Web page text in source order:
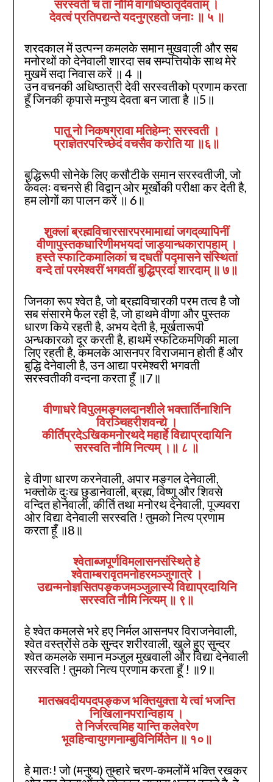
सरस्वतीं च तां नौमि वागधिष्ठातृदेवताम्‌ ।
देवत्वं प्रतिपद्यन्ते यदनुग्रहतो जनाः ॥ ५ ॥
शरदकाल में उत्पन्न कमलके समान मुखवाली और सब
मनोरथों को देनेवाली शारदा सब सम्पत्तियोके साथ मेरे
मुखमें सदा निवास करें ॥ 4 ॥
उन वचनकी अधिष्ठात्री देवी सरस्वतीको प्रणाम करता
हूँ जिनकी कृपासे मनुष्य देवता बन जाता है ॥5॥
पातु नो निकषग्रावा मतिहेम्न: सरस्वती ।
प्राज्ञेतरपरिच्छेदं वचसैव करोति या ॥६॥
बुद्धिरूपी सोनेके लिए कसौटीके समान सरस्वतीजी, जो
केवलः वचनसे ही विद्वान्‌ ओर मूर्खोकी परीक्षा कर देती है,
हम लोगों का पालन करें ॥ 6॥
शुक्लां ब्रह्मविचारसारपरमामाद्यां जगद्‌व्यापिनीं
वीणापुस्तकधारिणीमभयदां जाड्यान्धकारापहाम्‌ ।
हस्ते स्फाटिकमालिकां च दधतीं पद्मासने संस्थितां
वन्दे तां परमेश्वरीं भगवतीं बुद्धिप्रदां शारदाम्‌ ॥ ७ ॥
जिनका रूप श्वेत है, जो ब्रह्मविचारकी परम तत्व है जो
सब संसारमे फैल रही है, जो हाथमे वीणा और पुस्तक
धारण किये रहती है, अभय देती है, मूर्खतारूपी
अन्धकारको दूर करती है, हाथमें स्फटिकमणिकी माला
लिए रहती है, कमलके आसनपर विराजमान होती हैं और
बुद्धि देनेवाली है, उन आद्या परमेश्वरी भगवती
सरस्वतीकी वन्दना करता हूँ ॥7॥
वीणाधरे विपुलमङ्गलदानशीले भक्तार्तिनाशिनि
विरञ्चिहरीशवन्द्ये ।
कीर्तिप्रदेऽखिकमनोरथदे महार्हे विद्याप्रदायिनि
सरस्वति नौमि नित्यम्‌ ।॥ ८ ॥
हे वीणा धारण करनेवाली, अपार मङ्गल देनेवाली,
भक्तोके दुःख छुडानेवाली, ब्रह्म, विष्णु और शिवसे
वन्दित होनेवाली, कीर्ति तथा मनोरथ देनेवाली, पूज्यवरा
ओर विद्या देनेवाली सरस्वति ! तुमको नित्य प्रणाम
करता हूँ ॥8॥
श्वेताब्जपूर्णविमलासनसंस्थिते हे
श्वेताम्बरावृतमनोहरमञ्जुगात्रे ।
उद्यन्मनोज्ञसितपङ्कजमञ्जुलास्ये विद्याप्रदायिनि
सरस्वति नौमि नित्यम्‌ ॥ ९ ॥
हे श्वेत कमलसे भरे हए निर्मल आसनपर विराजनेवाली,
श्वेत वस्त्रोंसे ठके सुन्दर शरीरवाली, खुले हुए सुन्दर
श्वेत कमलके समान मञ्जुल मुखवाली और विद्या देनेवाली
सरस्वति ! तुमको नित्य प्रणाम करता हूँ ! ॥9॥
मातस्त्वदीयपदपङ्कज भक्तियुक्ता ये त्वां भजन्ति
निखिलानपरान्विहाय ।
ते निर्जरत्वमिह यान्ति कलेवरेण
भूवहिन्वायुगगनाम्बुविनिर्मितेन ॥ १० ॥
हे मातः! जो (मनुष्य) तुम्हारे चरण-कमलोंमें भक्ति रखकर